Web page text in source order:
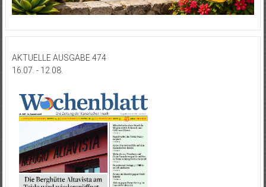
AKTUELLE AUSGABE 474
16.07. - 12.08.